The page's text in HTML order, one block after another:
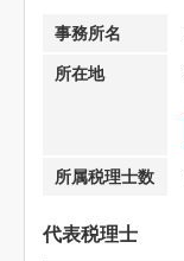
事務所名
所在地
所属税理士数
代表税理士